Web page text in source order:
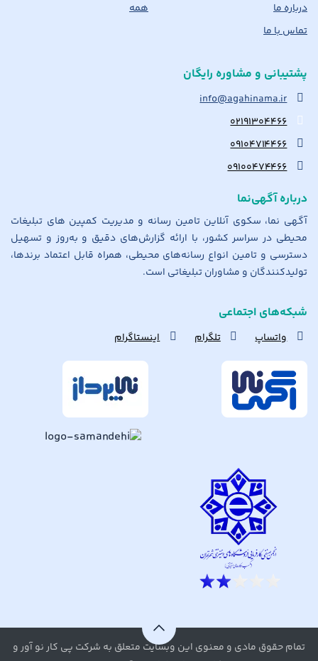
درباره ما
تماس با ما
همه
پشتیبانی و مشاوره رایگان
info@agahinama.ir
۰۲۱۹۱۳۰۴۴۶۶
۰۹۱۰۴۷۱۴۴۶۶
۰۹۱۰۰۴۷۴۴۶۶
درباره آگهی‌نما
آگهی نما، سکوی آنلاین تامین رسانه و مدیریت کمپین های تبلیغات
محیطی در سراسر کشور، با ارائه گزارش‌های دقیق و به‌روز و تسهیل
دسترسی و تامین انواع رسانه‌های محیطی، همراه قابل اعتماد برندها،
تولیدکنندگان و مشاوران تبلیغاتی است.
شبکه‌های اجتماعی
واتساپ تلگرام اینستاگرام
تمام حقوق مادی و معنوی این وبسایت متعلق به شرکت پی کار نو آور و